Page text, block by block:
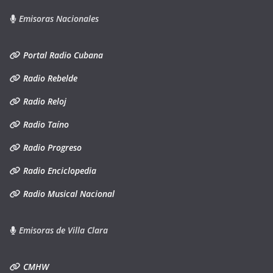
Emisoras Nacionales
Portal Radio Cubana
Radio Rebelde
Radio Reloj
Radio Taíno
Radio Progreso
Radio Enciclopedia
Radio Musical Nacional
Emisoras de Villa Clara
CMHW